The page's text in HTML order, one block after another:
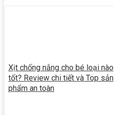
Xịt chống nắng cho bé loại nào
tốt? Review chi tiết và Top sản
phẩm an toàn